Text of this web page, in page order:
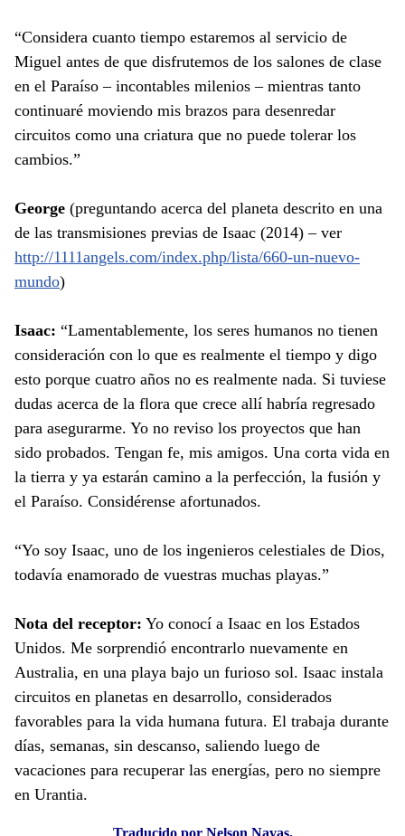
“Considera cuanto tiempo estaremos al servicio de
Miguel antes de que disfrutemos de los salones de clase
en el Paraíso – incontables milenios – mientras tanto
continuaré moviendo mis brazos para desenredar
circuitos como una criatura que no puede tolerar los
cambios.”
George (preguntando acerca del planeta descrito en una
de las transmisiones previas de Isaac (2014) – ver
http://1111angels.com/index.php/lista/660-un-nuevo-
mundo)
Isaac: “Lamentablemente, los seres humanos no tienen
consideración con lo que es realmente el tiempo y digo
esto porque cuatro años no es realmente nada. Si tuviese
dudas acerca de la flora que crece allí habría regresado
para asegurarme. Yo no reviso los proyectos que han
sido probados. Tengan fe, mis amigos. Una corta vida en
la tierra y ya estarán camino a la perfección, la fusión y
el Paraíso. Considérense afortunados.
“Yo soy Isaac, uno de los ingenieros celestiales de Dios,
todavía enamorado de vuestras muchas playas.”
Nota del receptor: Yo conocí a Isaac en los Estados
Unidos. Me sorprendió encontrarlo nuevamente en
Australia, en una playa bajo un furioso sol. Isaac instala
circuitos en planetas en desarrollo, considerados
favorables para la vida humana futura. El trabaja durante
días, semanas, sin descanso, saliendo luego de
vacaciones para recuperar las energías, pero no siempre
en Urantia.
Traducido por Nelson Navas.